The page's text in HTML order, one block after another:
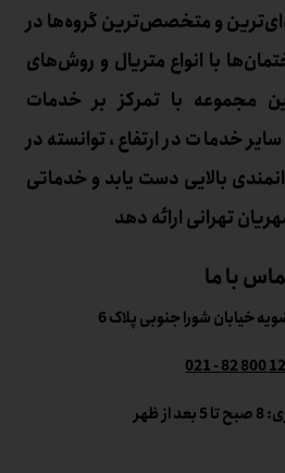
و متخصص‌ترین گروه‌ها در
با انواع متریال و روش‌های
مجموعه با تمرکز بر خدمات
خدمات در ارتفاع، توانسته در
بالایی دست یابد و خدماتی
تهرانی ارائه دهد
با ما
خیابان شورا جنوبی پلاک 6
125
ظهر